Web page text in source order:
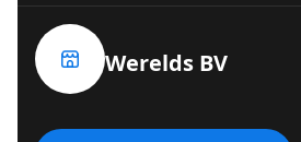
Werelds BV